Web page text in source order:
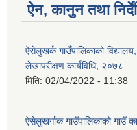
ऐन, कानुन तथा
ऐसेलुखर्क गाउँपालिकाको
लेखापरीक्षण कार्यविधि, २०७८
मिति: 02/04/2022 - 11:38
ऐसेलुखर्गाक गाउँपालिकाको गाउँ